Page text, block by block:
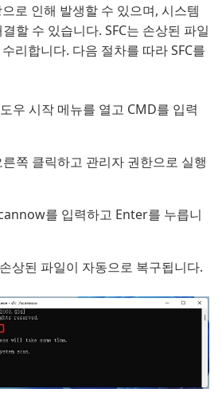
로 인해 발생할 수 있으며, 시스템
할 수 있습니다. SFC는 손상된 파일
리합니다. 다음 절차를 따라 SFC를
우 시작 메뉴를 열고 CMD를 입력
쪽 클릭하고 관리자 권한으로 실행
를 입력하고 Enter를 누릅니
상된 파일이 자동으로 복구됩니다.